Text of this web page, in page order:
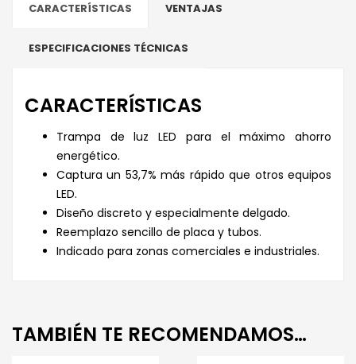
CARACTERÍSTICAS VENTAJAS
ESPECIFICACIONES TÉCNICAS
CARACTERÍSTICAS
Trampa de luz LED para el máximo ahorro
energético.
Captura un 53,7% más rápido que otros equipos
LED.
Diseño discreto y especialmente delgado.
Reemplazo sencillo de placa y tubos.
Indicado para zonas comerciales e industriales.
TAMBIÉN TE RECOMENDAMOS…